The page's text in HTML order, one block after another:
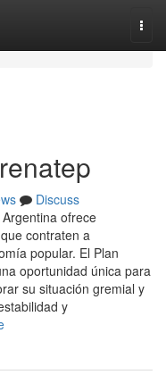
Discuss
ofrece
contraten a
popular. El Plan
oportunidad única para
su situación gremial y
y